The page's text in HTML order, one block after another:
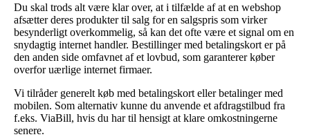
Du skal trods alt være klar over, at i tilfælde af at en webshop
afsætter deres produkter til salg for en salgspris som virker
besynderligt overkommelig, så kan det ofte være et signal om en
snydagtig internet handler. Bestillinger med betalingskort er på
den anden side omfavnet af et lovbud, som garanterer køber
overfor uærlige internet firmaer.
Vi tilråder generelt køb med betalingskort eller betalinger med
mobilen. Som alternativ kunne du anvende et afdragstilbud fra
f.eks. ViaBill, hvis du har til hensigt at klare omkostningerne
senere.